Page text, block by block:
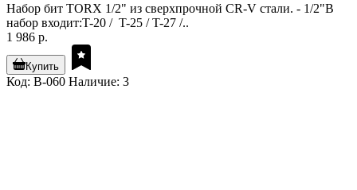
Набор бит TORX 1/2" из сверхпрочной CR-V стали. - 1/2"В
набор входит:T-20 / T-25 / T-27 /..
1 986 р.
Купить
Код: B-060 Наличие: 3